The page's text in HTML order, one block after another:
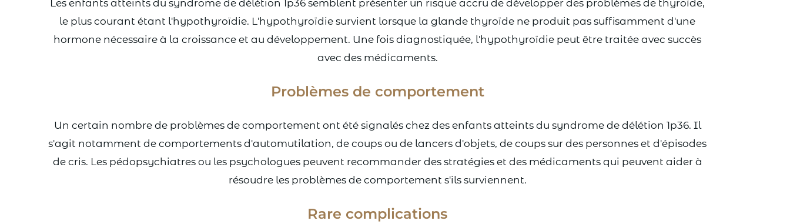
Les enfants atteints du syndrome de délétion 1p36 semblent présenter un risque accru de développer des problèmes de thyroïde,
le plus courant étant l'hypothyroïdie. L'hypothyroïdie survient lorsque la glande thyroïde ne produit pas suffisamment d'une
hormone nécessaire à la croissance et au développement. Une fois diagnostiquée, l'hypothyroïdie peut être traitée avec succès
avec des médicaments.
Problèmes de comportement
Un certain nombre de problèmes de comportement ont été signalés chez des enfants atteints du syndrome de délétion 1p36. Il
s'agit notamment de comportements d'automutilation, de coups ou de lancers d'objets, de coups sur des personnes et d'épisodes
de cris. Les pédopsychiatres ou les psychologues peuvent recommander des stratégies et des médicaments qui peuvent aider à
résoudre les problèmes de comportement s'ils surviennent.
Rare complications